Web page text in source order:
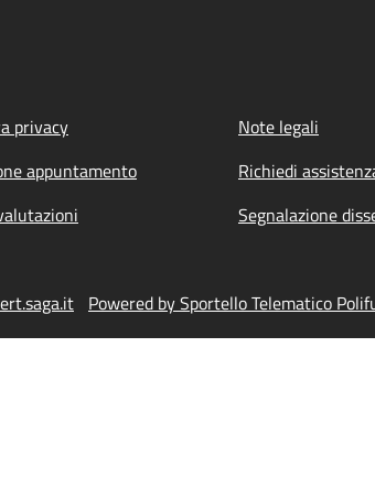
privacy
Note legali
appuntamento
Richiedi
Segnalazione
Powered by Sportello Telematico